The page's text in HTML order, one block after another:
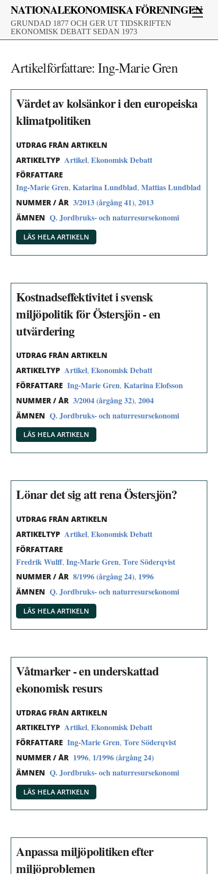
Skip
content
NATIONALEKONOMISKA FÖRENINGEN
GRUNDAD 1877 OCH GER UT TIDSKRIFTEN
EKONOMISK DEBATT SEDAN 1973
Artikelförfattare:Ing-Marie Gren
Värdet av kolsänkor i den europeiska
klimatpolitiken
UTDRAG FRÅN ARTIKELN
ARTIKELTYP Artikel,Ekonomisk Debatt
FÖRFATTARE
Ing-Marie Gren,Katarina Lundblad,Mattias Lundblad
NUMMER / ÅR 3/2013 (årgång 41),2013
ÄMNEN Q. Jordbruks- och naturresursekonomi
LÄS HELA ARTIKELN
Kostnadseffektivitet i svensk
miljöpolitik för Östersjön - en
utvärdering
UTDRAG FRÅN ARTIKELN
ARTIKELTYP Artikel,Ekonomisk Debatt
FÖRFATTARE Ing-Marie Gren,Katarina Elofsson
NUMMER / ÅR 3/2004 (årgång 32),2004
ÄMNEN Q. Jordbruks- och naturresursekonomi
LÄS HELA ARTIKELN
Lönar det sig att rena Östersjön?
UTDRAG FRÅN ARTIKELN
ARTIKELTYP Artikel,Ekonomisk Debatt
FÖRFATTARE
Fredrik Wulff,Ing-Marie Gren,Tore Söderqvist
NUMMER / ÅR 8/1996 (årgång 24), 1996
ÄMNEN Q. Jordbruks- och naturresursekonomi
LÄS HELA ARTIKELN
Våtmarker - en underskattad
ekonomisk resurs
UTDRAG FRÅN ARTIKELN
ARTIKELTYP Artikel,Ekonomisk Debatt
FÖRFATTARE Ing-Marie Gren,Tore Söderqvist
NUMMER / ÅR 1996, 1/1996 (årgång 24)
ÄMNEN Q. Jordbruks- och naturresursekonomi
LÄS HELA ARTIKELN
Anpassa miljöpolitiken efter
miljöproblemen